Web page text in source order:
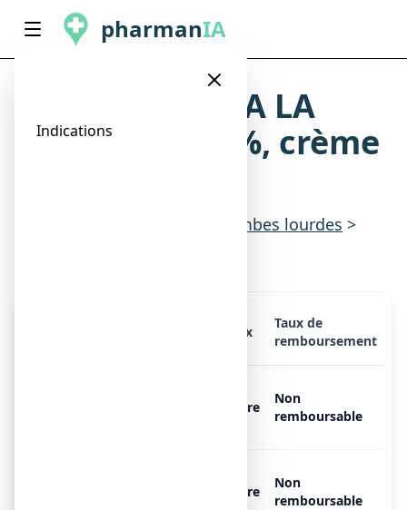
Indications
pharmanIA
TITANOREINE A LA
LIDOCAINE 2 %, crème
Circulation & jambes lourdes >
Prix
Taux de
remboursement
Libre
Non
remboursable
Libre
Non
remboursable